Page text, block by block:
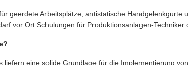
geerdete Arbeitsplätze, antistatische
vor Ort Schulungen für Produktionsanlagen-Techniker
eine solide Grundlage für die Implementierung